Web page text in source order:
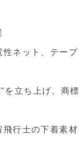
性ネット、テープ
を立ち上げ、商標
行士の下着素材